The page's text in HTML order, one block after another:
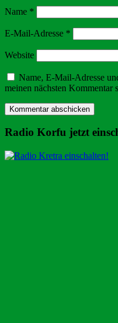
Name *
E-Mail-Adresse *
Website
Name, E-Mail-Adresse
meinen nächsten Kommentar
Radio Korfu jetzt